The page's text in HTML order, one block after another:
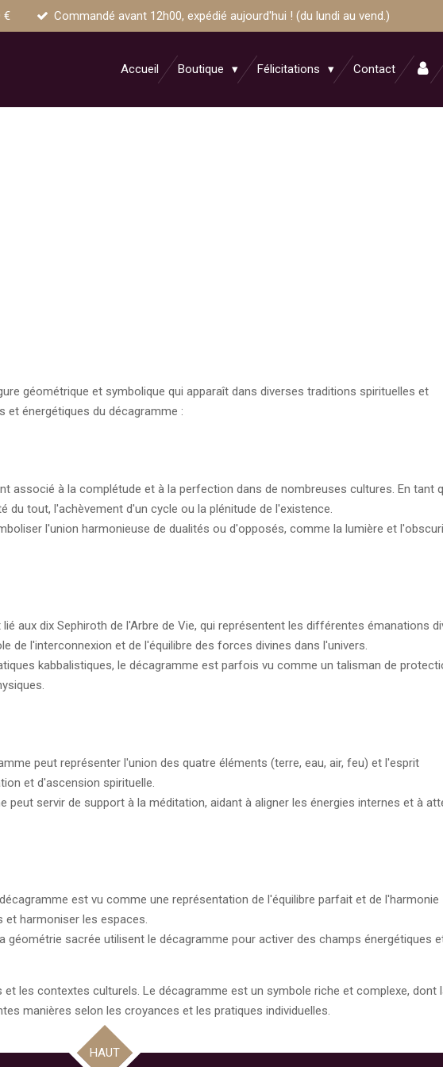
€ Commandé avant 12h00, expédié aujourd'hui ! (du lundi au vend.)
Accueil Boutique Félicitations Contact
géométrique et symbolique qui apparaît dans diverses traditions spirituelles et
et énergétiques du décagramme :
associé à la complétude et à la perfection dans de nombreuses cultures. En tant
du tout, l'achèvement d'un cycle ou la plénitude de l'existence.
l'union harmonieuse de dualités ou d'opposés, comme la lumière et
lié aux dix Sephiroth de l'Arbre de Vie, qui représentent les différentes émanations
de l'interconnexion et de l'équilibre des forces divines dans l'univers.
kabbalistiques, le décagramme est parfois vu comme un talisman de
peut représenter l'union des quatre éléments (terre, eau, air, feu) et l'esprit
et d'ascension spirituelle.
peut servir de support à la méditation, aidant à aligner les énergies internes et à
est vu comme une représentation de l'équilibre parfait et de l'harmonie
et harmoniser les espaces.
géométrie sacrée utilisent le décagramme pour activer des champs énergétiques
les contextes culturels. Le décagramme est un symbole riche et complexe, dont
manières selon les croyances et les pratiques individuelles.
HAUT